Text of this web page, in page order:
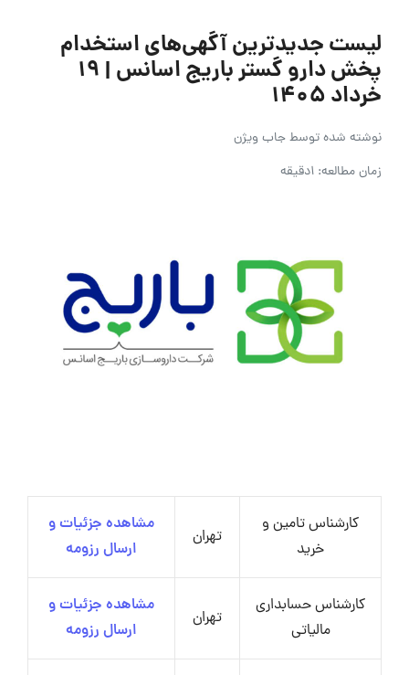
لیست جدیدترین آگهی‌های استخدام
پخش دارو گستر باریج اسانس | ۱۹
خرداد ۱۴۰۵
نوشته شده توسطجاب ویژن
زمان مطالعه: 1دقیقه
کارشناس تامین و
خرید
تهران
مشاهده جزئیات و
ارسال رزومه
کارشناس حسابداری
مالیاتی
تهران
مشاهده جزئیات و
ارسال رزومه